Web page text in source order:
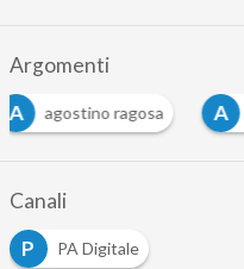
Argomenti
A
agostino ragosa A
Canali
P
PA Digitale